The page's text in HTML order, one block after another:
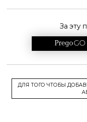
За эту
ДЛЯ ТОГО ЧТОБЫ